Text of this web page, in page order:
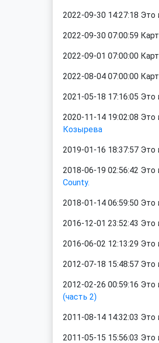
2022-09-30 14:27:18 Это
2022-09-30 07:00:59
2022-09-01 07:00:00
2022-08-04 07:00:00
2021-05-18 17:16:05 Это
2020-11-14 19:02:08 Это
Козырева
2019-01-16 18:37:57 Это
2018-06-19 02:56:42 Это
County.
2018-01-14 06:59:50 Это
2016-12-01 23:52:43 Это
2016-06-02 12:13:29 Это
2012-07-18 15:48:57 Это
2012-02-26 00:59:16 Это
(часть 2)
2011-08-14 14:32:03 Это
2011-05-15 15:56:03 Это